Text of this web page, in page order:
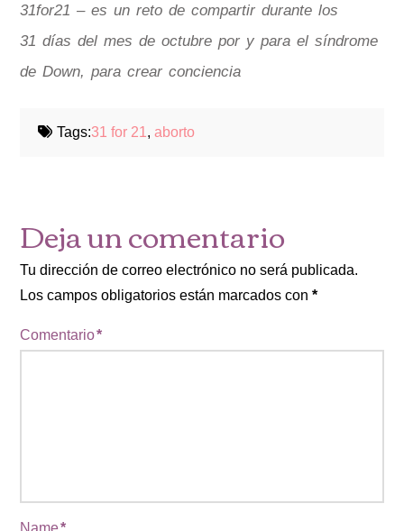
31for21 – es un reto de compartir durante los
31 días del mes de octubre por y para el síndrome
de Down, para crear conciencia
Tags:31 for 21,aborto
Deja un comentario
Tu dirección de correo electrónico no será publicada.
Los campos obligatorios están marcados con*
Comentario*
Name*